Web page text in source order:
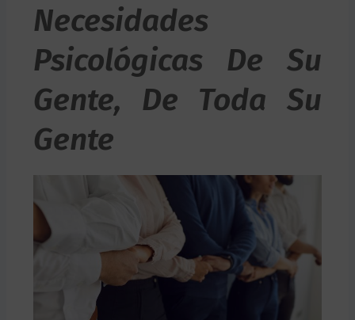
Necesidades
Psicológicas De Su
Gente, De Toda Su
Gente